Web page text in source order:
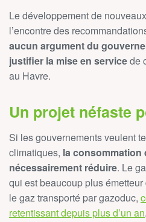
Le développement de
l’encontre des
aucun argument du
justifier la mise en servicede
au Havre.
Un projet néfaste
Si les gouvernements veulent
climatiques, la consommation
nécessairement réduire. Le
qui est beaucoup plus
le gaz transporté par gazoduc,
retentissant depuis plus d’un an.